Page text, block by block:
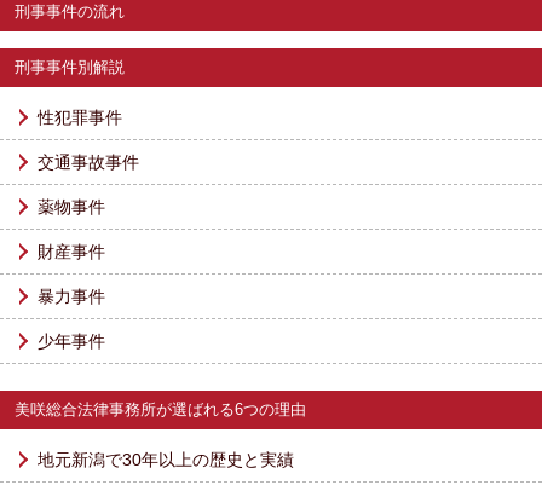
刑事事件の流れ
刑事事件別解説
性犯罪事件
交通事故事件
薬物事件
財産事件
暴力事件
少年事件
美咲総合法律事務所が選ばれる6つの理由
地元新潟で30年以上の歴史と実績